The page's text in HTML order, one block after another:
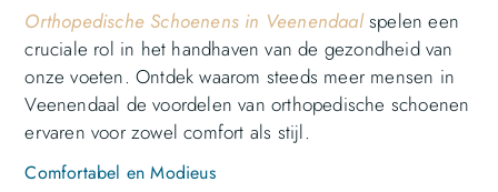
Orthopedische Schoenens in Veenendaalspelen een
cruciale rol in het handhaven van de gezondheid van
onze voeten. Ontdek waarom steeds meer mensen in
Veenendaal de voordelen van orthopedische schoenen
ervaren voor zowel comfort als stijl.
Comfortabel en Modieus